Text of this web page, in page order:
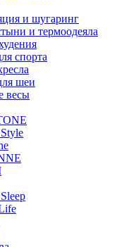
и шугаринг
и термоодеяла
спорта
шеи
весы